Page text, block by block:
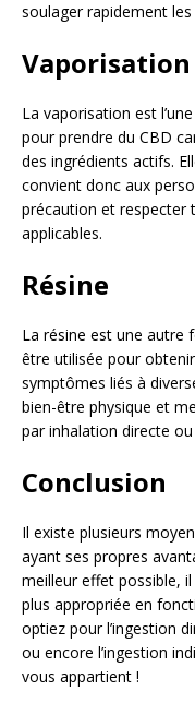
soulager rapidement
Vaporisation
La vaporisation est
pour prendre du CBD
des ingrédients actifs.
convient donc aux
précaution et respecter
applicables.
Résine
La résine est une autre
être utilisée pour
symptômes liés à
bien-être physique et
par inhalation directe
Conclusion
Il existe plusieurs
ayant ses propres
meilleur effet possible,
plus appropriée en
optiez pour l’ingestion
ou encore l’ingestion
vous appartient !